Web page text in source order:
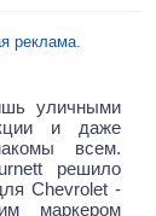
реклама.
уличными
и даже
всем.
решило
Chevrolet -
маркером